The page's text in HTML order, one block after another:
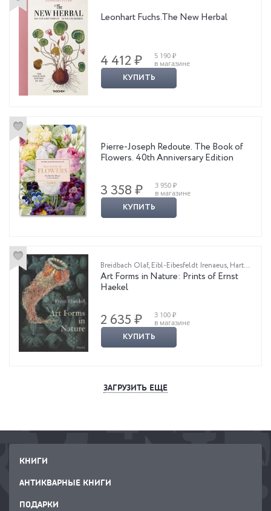
Leonhart Fuchs.The New Herbal
4 412 ₽
5 190 ₽
в магазине
КУПИТЬ
Pierre-Joseph Redoute. The Book of
Flowers. 40th Anniversary Edition
3 358 ₽
3 950 ₽
в магазине
КУПИТЬ
Breidbach Olaf, Eibl-Eibesfeldt Irenaeus, Hartmann Richard
Art Forms in Nature: Prints of Ernst
Haekel
2 635 ₽
3 100 ₽
в магазине
КУПИТЬ
ЗАГРУЗИТЬ ЕЩЕ
КНИГИ
АНТИКВАРНЫЕ КНИГИ
ПОДАРКИ